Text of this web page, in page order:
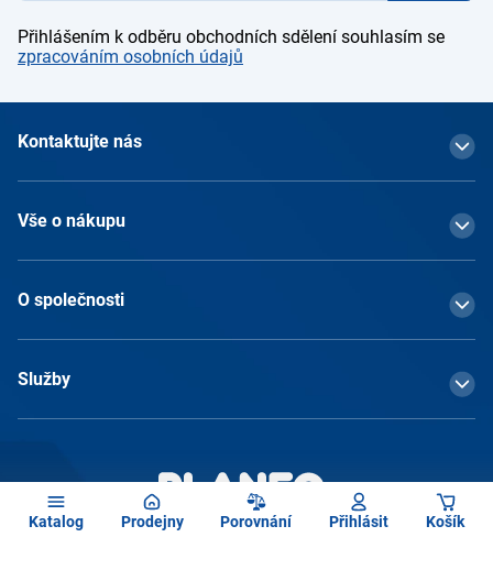
Katalog Prodejny Porovnání Přihlásit Košík
Přihlášením k odběru obchodních sdělení souhlasím se
zpracováním osobních údajů
Kontaktujte nás
Vše o nákupu
O společnosti
Služby